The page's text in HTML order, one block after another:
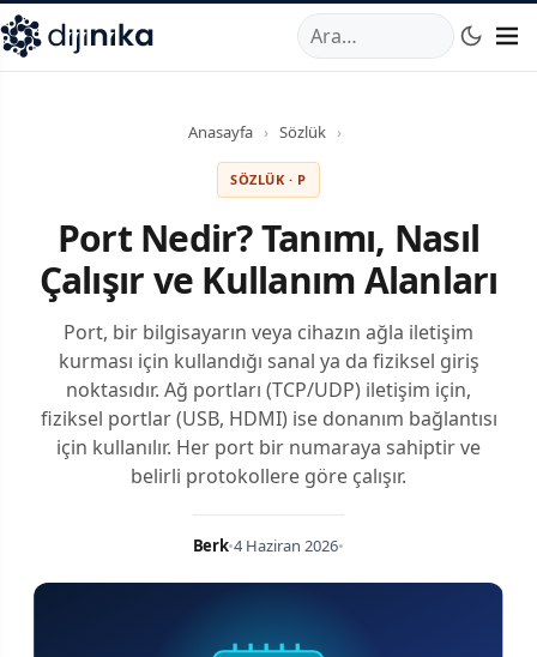
,Marmara Mahallesi,Beylikdüzü34520TRTelefon:0850
Anasayfa › Sözlük ›
SÖZLÜK · P
Port Nedir? Tanımı, Nasıl
Çalışır ve Kullanım Alanları
Port, bir bilgisayarın veya cihazın ağla iletişim
kurması için kullandığı sanal ya da fiziksel giriş
noktasıdır. Ağ portları (TCP/UDP) iletişim için,
fiziksel portlar (USB, HDMI) ise donanım bağlantısı
için kullanılır. Her port bir numaraya sahiptir ve
belirli protokollere göre çalışır.
Berk•4 Haziran 2026•